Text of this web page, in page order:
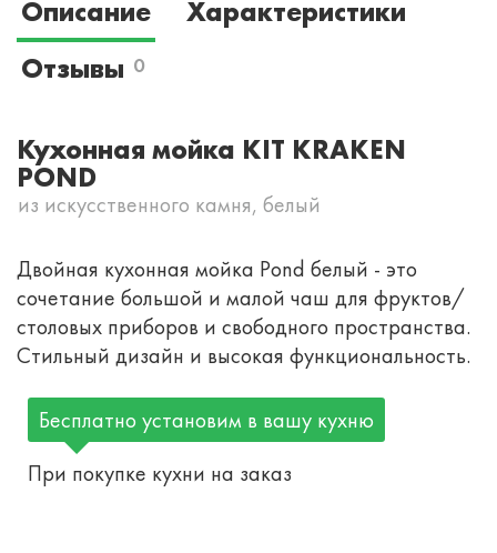
Описание
Характеристики
Отзывы 0
Кухонная мойка KIT KRAKEN
POND
из искусственного камня, белый
Двойная кухонная мойка Pond белый - это
сочетание большой и малой чаш для фруктов/
столовых приборов и свободного пространства.
Стильный дизайн и высокая функциональность.
Бесплатно установим в вашу кухню
При покупке кухни на заказ